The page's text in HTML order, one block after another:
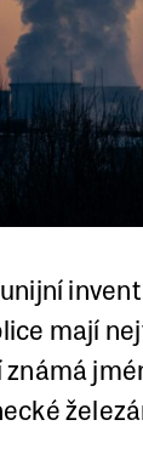
mají